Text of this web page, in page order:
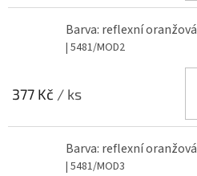
Barva: reflexní
| 5481/MOD2
377 Kč / ks
Barva: reflexní
| 5481/MOD3